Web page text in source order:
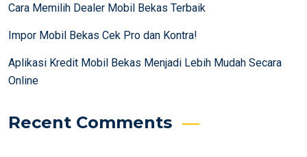
Cara Memilih Dealer Mobil Bekas Terbaik
Impor Mobil Bekas Cek Pro dan Kontra!
Aplikasi Kredit Mobil Bekas Menjadi Lebih Mudah Secara
Online
Recent Comments